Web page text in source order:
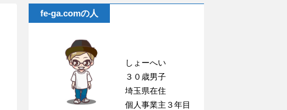
fe-ga.comの人
しょーへい
３０歳男子
埼玉県在住
個人事業主３年目